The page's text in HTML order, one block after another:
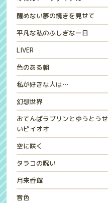
醒めない夢の続きを見せて
平凡な私のふしぎな一日
LIVER
色のある朝
私が好きな人は…
幻想世界
おてんばラブリンとゆうとうせ
いピイオオ
空に咲く
タラコの呪い
月来香館
音色